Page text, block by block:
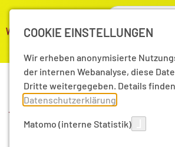
Aktuelle
2013
COOKIE EINSTELLUNGEN
Wir erheben anonymisierte
der internen Webanalyse, diese
Dritte weitergegeben. Details
Datenschutzerklärung
Matomo (interne Statistik)